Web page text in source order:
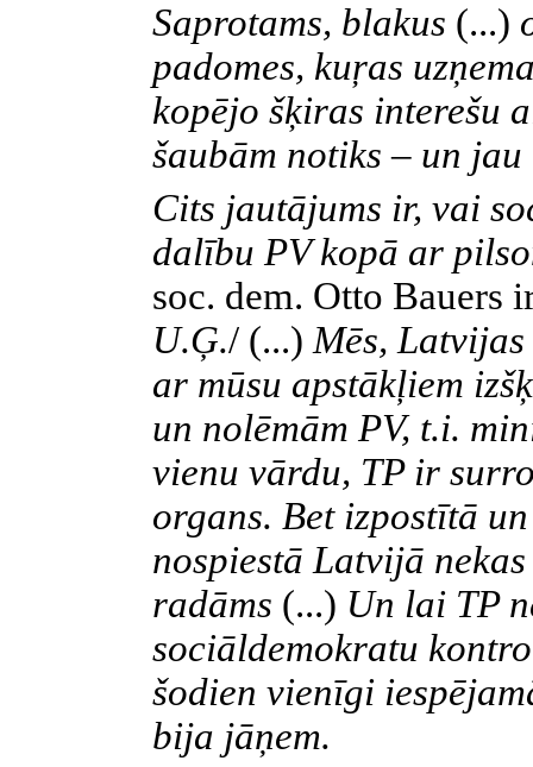
Saprotams, blakus (...)
padomes, kuŗas
kopējo šķiras interešu
šaubām notiks – un
Cits jautājums ir, vai
dalību PV kopā ar
soc. dem. Otto Bauers
U.Ģ./ (...)Mēs,
ar mūsu apstākļiem
un nolēmām PV, t.i.
vienu vārdu, TP ir
organs. Bet izpostītā
nospiestā Latvijā
radāms (...) Un lai TP
sociāldemokratu
šodien vienīgi
bija jāņem.